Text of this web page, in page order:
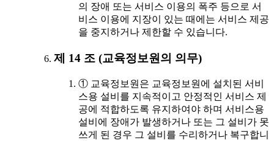
의 장애 또는 서비스 이용의 폭주 등으로 서
비스 이용에 지장이 있는 때에는 서비스 제공
을 중지하거나 제한할 수 있습니다.
제 14 조 (교육정보원의 의무)
① 교육정보원은 교육정보원에 설치된 서비
스용 설비를 지속적이고 안정적인 서비스 제
공에 적합하도록 유지하여야 하며 서비스용
설비에 장애가 발생하거나 또는 그 설비가 못
쓰게 된 경우 그 설비를 수리하거나 복구합니